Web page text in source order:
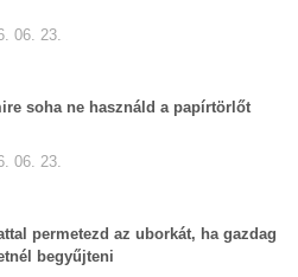
06. 23.
soha ne használd a papírtörlőt
06. 23.
permetezd az uborkát, ha gazdag
begyűjteni